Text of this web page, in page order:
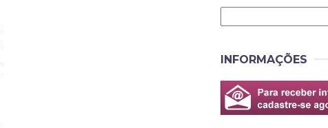
INFORMAÇÕES